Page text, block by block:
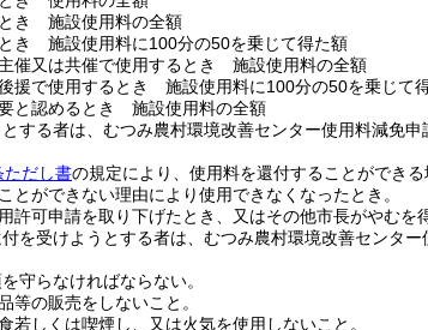
き 施設使用料の全額
き 施設使用料に100分の50を乗じて得た額
催又は共催で使用するとき 施設使用料の全額
援で使用するとき 施設使用料に100分の50を乗じて
と認めるとき 施設使用料の全額
する者は、むつみ農村環境改善センター使用料減免申
ただし書の規定により、使用料を還付することができる
とができない理由により使用できなくなったとき。
許可申請を取り下げたとき、又はその他市長がやむを
を受けようとする者は、むつみ農村環境改善センタ
守らなければならない。
等の販売をしないこと。
若しくは喫煙し、又は火気を使用しないこと。